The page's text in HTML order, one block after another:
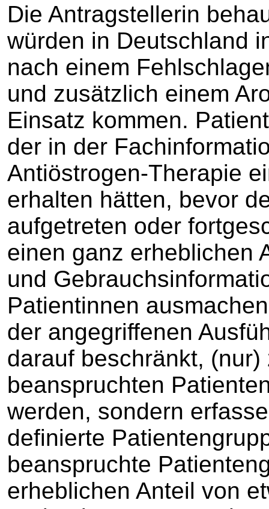
Die Antragstellerin
würden in Deutschland
nach einem
und zusätzlich einem
Einsatz kommen.
der in der
Antiöstrogen-Therapie
erhalten hätten, bevor
aufgetreten oder
einen ganz erheblichen
und
Patientinnen
der angegriffenen
darauf beschränkt,
beanspruchten
werden, sondern
definierte
beanspruchte
erheblichen Anteil von